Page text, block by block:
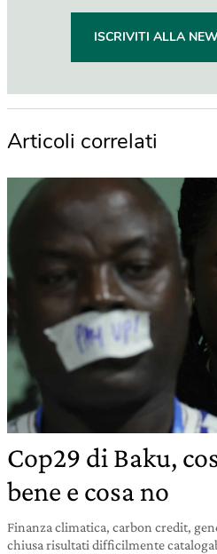
ISCRIVITI ALLA
Articoli correlati
Cop29 di Baku,
bene e cosa no
Finanza climatica, carbon credit,
chiusa risultati difficilmente